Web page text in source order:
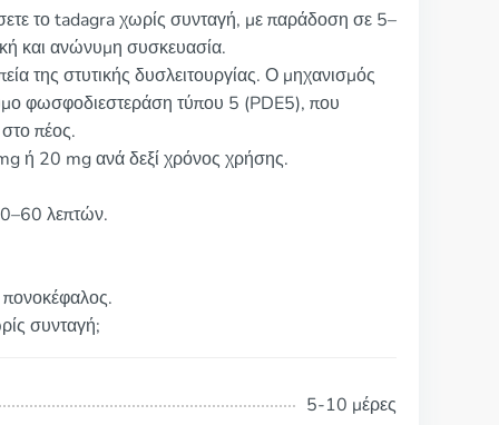
το tadagra χωρίς συνταγή, με παράδοση σε 5–
και ανώνυμη συσκευασία.
της στυτικής δυσλειτουργίας. Ο μηχανισμός
φωσφοδιεστεράση τύπου 5 (PDE5), που
πέος.
ή 20 mg ανά δεξί χρόνος χρήσης.
λεπτών.
πονοκέφαλος.
συνταγή;
5-10 μέρες